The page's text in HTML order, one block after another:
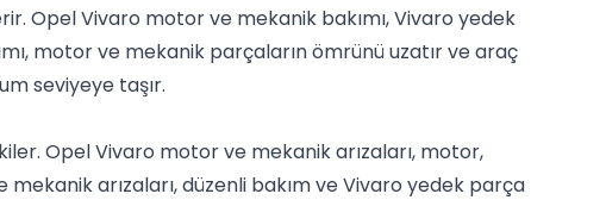
Opel Vivaro motor ve mekanik bakımı, Vivaro yedek
motor ve mekanik parçaların ömrünü uzatır ve araç
seviyeye taşır.
Opel Vivaro motor ve mekanik arızaları, motor,
arızaları, düzenli bakım ve Vivaro yedek parça